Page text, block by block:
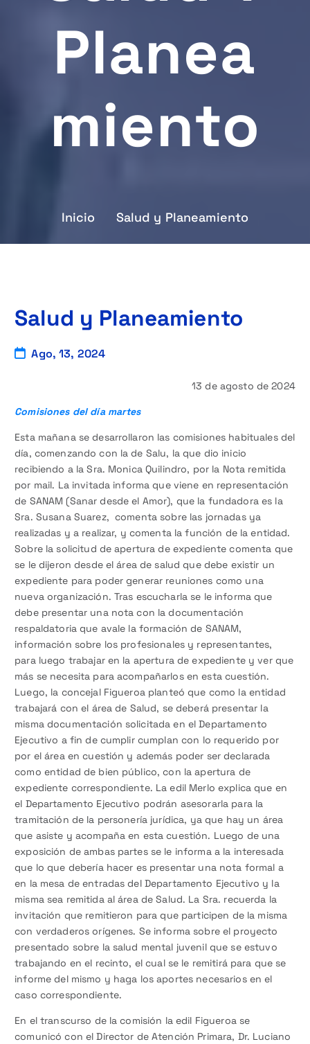
Planea
Miento
Inicio Salud y Planeamiento
Salud y Planeamiento
Ago, 13, 2024
13 de agosto de 2024
Comisiones del día martes
Esta mañana se desarrollaron las comisiones habituales del
día, comenzando con la de Salu, la que dio inicio
recibiendo a la Sra. Monica Quilindro, por la Nota remitida
por mail. La invitada informa que viene en representación
de SANAM (Sanar desde el Amor), que la fundadora es la
Sra. Susana Suarez, comenta sobre las jornadas ya
realizadas y a realizar, y comenta la función de la entidad.
Sobre la solicitud de apertura de expediente comenta que
se le dijeron desde el área de salud que debe existir un
expediente para poder generar reuniones como una
nueva organización. Tras escucharla se le informa que
debe presentar una nota con la documentación
respaldatoria que avale la formación de SANAM,
información sobre los profesionales y representantes,
para luego trabajar en la apertura de expediente y ver que
más se necesita para acompañarlos en esta cuestión.
Luego, la concejal Figueroa planteó que como la entidad
trabajará con el área de Salud, se deberá presentar la
misma documentación solicitada en el Departamento
Ejecutivo a fin de cumplir cumplan con lo requerido por
por el área en cuestión y además poder ser declarada
como entidad de bien público, con la apertura de
expediente correspondiente. La edil Merlo explica que en
el Departamento Ejecutivo podrán asesorarla para la
tramitación de la personería jurídica, ya que hay un área
que asiste y acompaña en esta cuestión. Luego de una
exposición de ambas partes se le informa a la interesada
que lo que debería hacer es presentar una nota formal a
en la mesa de entradas del Departamento Ejecutivo y la
misma sea remitida al área de Salud. La Sra. recuerda la
invitación que remitieron para que participen de la misma
con verdaderos orígenes. Se informa sobre el proyecto
presentado sobre la salud mental juvenil que se estuvo
trabajando en el recinto, el cual se le remitirá para que se
informe del mismo y haga los aportes necesarios en el
caso correspondiente.
En el transcurso de la comisión la edil Figueroa se
comunicó con el Director de Atención Primara, Dr. Luciano